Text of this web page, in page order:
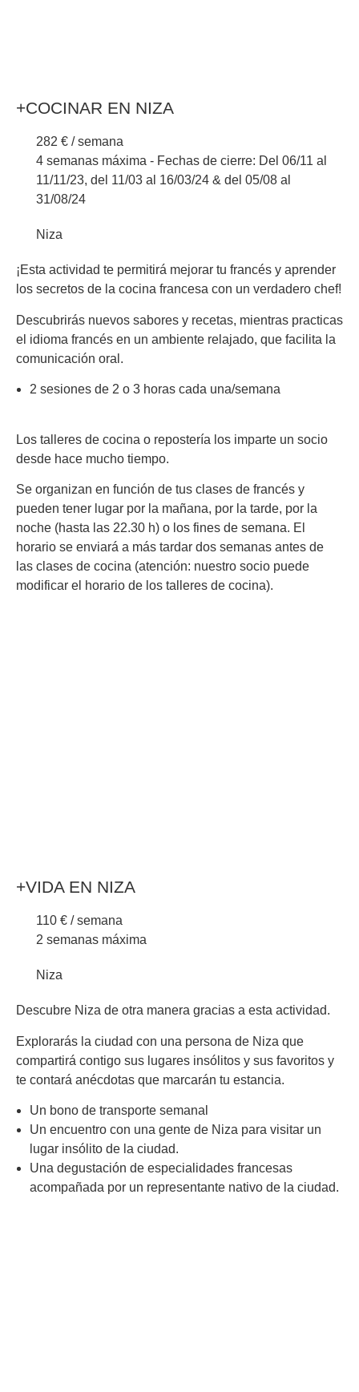
+COCINAR EN NIZA
282 € / semana
4 semanas máxima - Fechas de cierre: Del 06/11 al
11/11/23, del 11/03 al 16/03/24 & del 05/08 al
31/08/24
Niza
¡Esta actividad te permitirá mejorar tu francés y aprender
los secretos de la cocina francesa con un verdadero chef!
Descubrirás nuevos sabores y recetas, mientras practicas
el idioma francés en un ambiente relajado, que facilita la
comunicación oral.
2 sesiones de 2 o 3 horas cada una/semana
Los talleres de cocina o repostería los imparte un socio
desde hace mucho tiempo.
Se organizan en función de tus clases de francés y
pueden tener lugar por la mañana, por la tarde, por la
noche (hasta las 22.30 h) o los fines de semana. El
horario se enviará a más tardar dos semanas antes de
las clases de cocina (atención: nuestro socio puede
modificar el horario de los talleres de cocina).
+VIDA EN NIZA
110 € / semana
2 semanas máxima
Niza
Descubre Niza de otra manera gracias a esta actividad.
Explorarás la ciudad con una persona de Niza que
compartirá contigo sus lugares insólitos y sus favoritos y
te contará anécdotas que marcarán tu estancia.
Un bono de transporte semanal
Un encuentro con una gente de Niza para visitar un
lugar insólito de la ciudad.
Una degustación de especialidades francesas
acompañada por un representante nativo de la ciudad.